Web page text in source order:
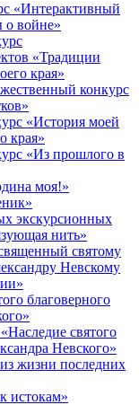
«Интерактивный
о войне»
«Традиции
края»
конкурс
«История моей
края»
«Из прошлого в
моя!»
экскурсионных
нить»
святому
Невскому
благоверного
святого
Невского»
жизни последних
истокам»